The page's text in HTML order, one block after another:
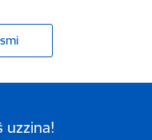
uzzina!